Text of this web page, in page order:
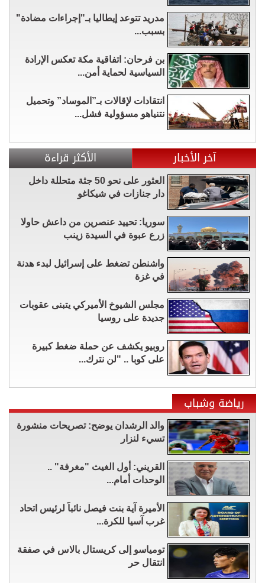
مدريد تتوعد إيطاليا بـ"إجراءات مضادة"
بسبب...
بن فرحان: اتفاقية مكة تعكس الإرادة
السياسية لحماية أمن...
انتقادات لإقالات بـ”الموساد” وتحميل
نتنياهو مسؤولية فشل...
آخر الأخبار الأكثر قراءة
العثور على نحو 50 جثة متحللة داخل
دار جنازات في شيكاغو
سوريا: تحييد عنصرين من داعش حاولا
زرع عبوة في السيدة زينب
واشنطن تضغط على إسرائيل لبدء هدنة
في غزة
مجلس الشيوخ الأميركي يتبنى عقوبات
جديدة على روسيا
روبيو يكشف عن حملة ضغط كبيرة
على كوبا .. "لن نترك...
رياضة وشباب
والد الرشدان يوضح: تصريحات منشورة
تسيء لنزار
القريني: أول الغيث "مغرفة" ..
الوحدات أمام...
الأميرة آية بنت فيصل نائباً لرئيس اتحاد
غرب آسيا للكرة...
تومياسو إلى كريستال بالاس في صفقة
انتقال حر